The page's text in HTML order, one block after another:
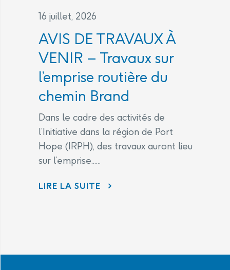
16 juillet, 2026
AVIS DE TRAVAUX À
VENIR – Travaux sur
l’emprise routière du
chemin Brand
Dans le cadre des activités de
l’Initiative dans la région de Port
Hope (IRPH), des travaux auront lieu
sur l’emprise......
LIRE LA SUITE AVIS DE TRAVAUX À VENIR – TRAVAUX SUR L’EMPRISE ROUTIÈRE DU CHEMIN BRAND